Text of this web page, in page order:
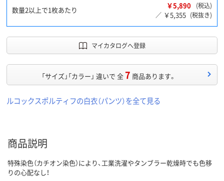
数量2以上で1枚あたり ￥5,890
(税込)
／ ￥5,355 (税抜き)
マイカタログへ登録
「サイズ」「カラー」 違いで 全7 商品あります。
ルコックスポルティフの白衣（パンツ）を全て見る
商品説明
特殊染色（カチオン染色）により、工業洗濯やタンブラー乾燥時でも色移
りの心配なし！